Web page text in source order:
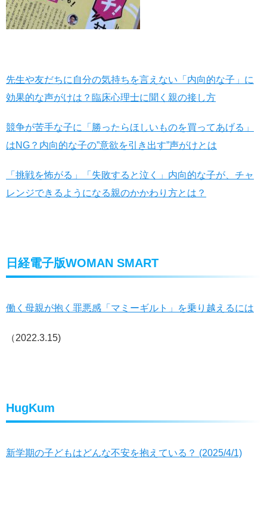
先生や友だちに自分の気持ちを言えない「内向的な子」に
効果的な声がけは？臨床心理士に聞く親の接し方
競争が苦手な子に「勝ったらほしいものを買ってあげる」
はNG？内向的な子の”意欲を引き出す”声がけとは
「挑戦を怖がる」「失敗すると泣く」内向的な子が、チャ
レンジできるようになる親のかかわり方とは？
日経電子版WOMAN SMART
働く母親が抱く罪悪感「マミーギルト」を乗り越えるには
（2022.3.15)
HugKum
新学期の子どもはどんな不安を抱えている？ (2025/4/1)